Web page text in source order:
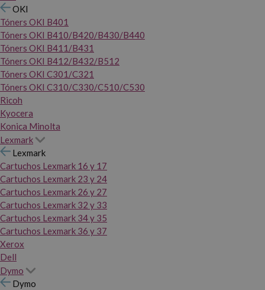
OKI
Tóners OKI B401
Tóners OKI B410/B420/B430/B440
Tóners OKI B411/B431
Tóners OKI B412/B432/B512
Tóners OKI C301/C321
Tóners OKI C310/C330/C510/C530
Ricoh
Kyocera
Konica Minolta
Lexmark
Lexmark
Cartuchos Lexmark 16 y 17
Cartuchos Lexmark 23 y 24
Cartuchos Lexmark 26 y 27
Cartuchos Lexmark 32 y 33
Cartuchos Lexmark 34 y 35
Cartuchos Lexmark 36 y 37
Xerox
Dell
Dymo
Dymo